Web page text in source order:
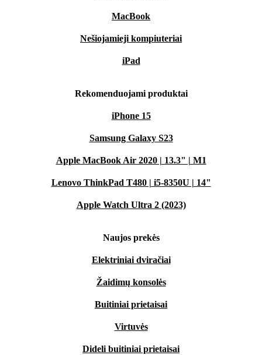
MacBook
Nešiojamieji kompiuteriai
iPad
Rekomenduojami produktai
iPhone 15
Samsung Galaxy S23
Apple MacBook Air 2020 | 13.3" | M1
Lenovo ThinkPad T480 | i5-8350U | 14"
Apple Watch Ultra 2 (2023)
Naujos prekės
Elektriniai dviračiai
Žaidimų konsolės
Buitiniai prietaisai
Virtuvės
Dideli buitiniai prietaisai